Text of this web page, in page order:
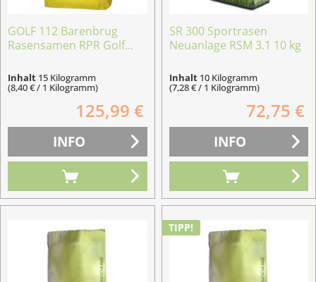
GOLF 112 Barenbrug
Rasensamen RPR Golf...
Inhalt 15 Kilogramm
(8,40 € / 1 Kilogramm)
125,99 €
INFO
SR 300 Sportrasen
Neuanlage RSM 3.1 10 kg
Inhalt 10 Kilogramm
(7,28 € / 1 Kilogramm)
72,75 €
INFO
TIPP!